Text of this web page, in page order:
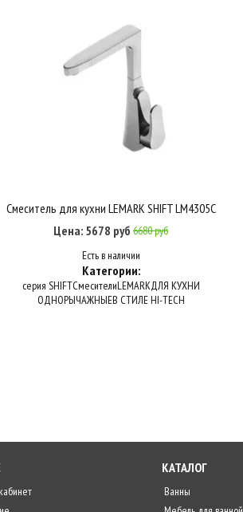
Купить в один клик
Смеситель для кухни LEMARK SHIFT LM4305C
Цена: 5678 руб 6680 руб
Есть в наличии
Категории:
серия SHIFTСмесителиLEMARKДЛЯ КУХНИ
ОДНОРЫЧАЖНЫЕВ СТИЛЕ HI-TECH
КАТАЛОГ
Ванны